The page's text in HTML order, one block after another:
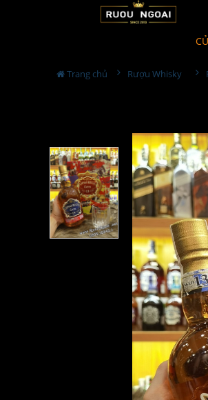
Trang chủ Rượu Whisky